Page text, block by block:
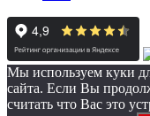
Мы используем куки
сайта. Если Вы
считать что Вас это